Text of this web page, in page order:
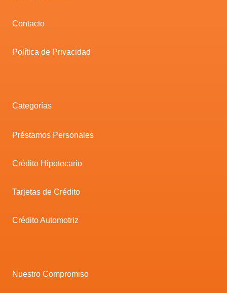
Contacto
Política de Privacidad
Categorías
Préstamos Personales
Crédito Hipotecario
Tarjetas de Crédito
Crédito Automotriz
Nuestro Compromiso